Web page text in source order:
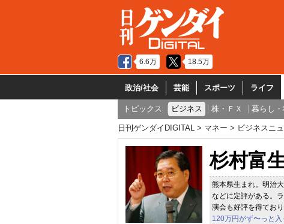
6.6万 18.5万
政治/社会 芸能 スポーツ ライフ
トピックス ビジネス 株・ＦＸ 暮らし
日刊ゲンダイDIGITAL マネー ビジネスニ
杉村富
熊本県生まれ。明治
などに定評がある。
演会も好評を得てお
120万円がず〜っと